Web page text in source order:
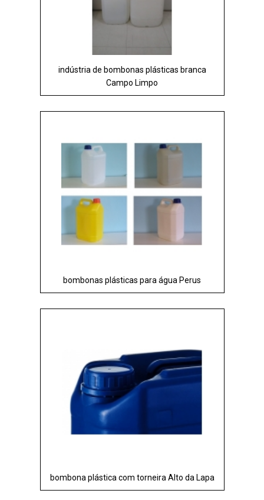
indústria de bombonas plásticas branca
Campo Limpo
bombonas plásticas para água Perus
bombona plástica com torneira Alto da Lapa